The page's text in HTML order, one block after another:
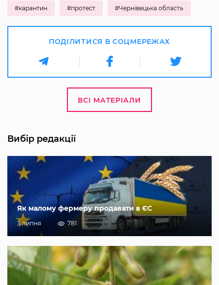
#карантин #протест #Чернівецька область
ПОДІЛИТИСЯ В СОЦМЕРЕЖАХ
ВСІ МАТЕРІАЛИ
Вибір редакції
Як малому фермеру продавати в ЄС
3 липня 781